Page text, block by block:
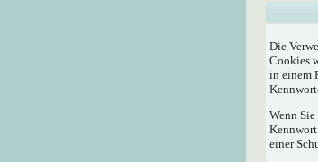
Die
Cookies
in einem
Wenn
einer